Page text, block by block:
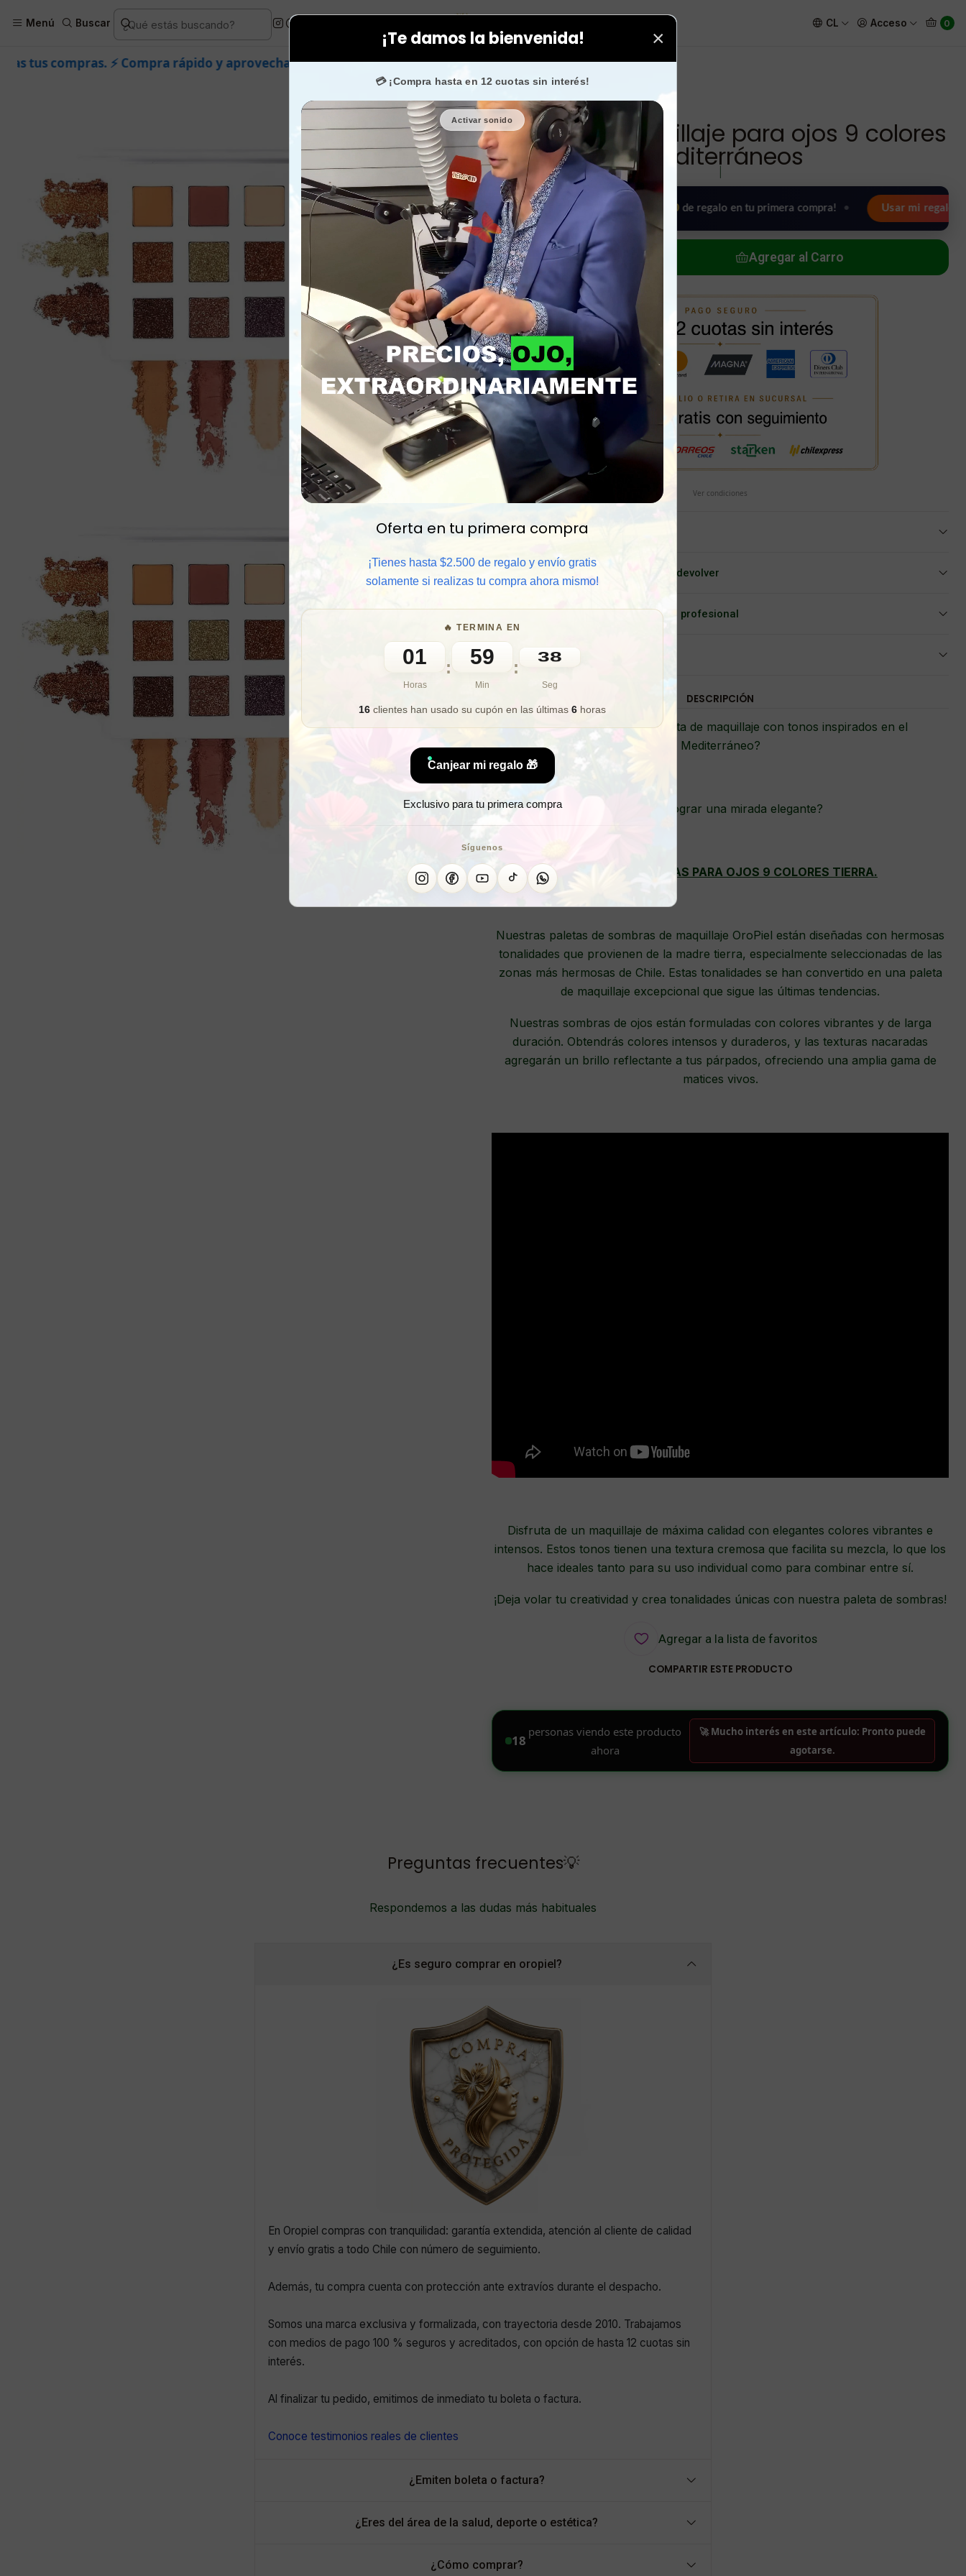
¡Te damos la bienvenida! ×
💳 ¡Compra hasta en 12 cuotas sin interés!
Activar sonido
Oferta en tu primera compra
¡Tienes hasta $2.500 de regalo y envío gratis
solamente si realizas tu compra ahora mismo!
🔥 TERMINA EN
01
Horas
: 59
Min
:
36
Seg
16 clientes han usado su cupón en las últimas 6 horas
Canjear mi regalo 🎁
Exclusivo para tu primera compra
Síguenos
Menú Buscar CL Acceso 0
Inicio Más categorías Maquillaje Paleta de maquillaje para ojos 9 colores mediterráneos
rápido y aprovecha. 💙 +50.000 fans enInstagramconfían en nosotros.
Paleta de maquillaje para ojos 9 colores
mediterráneos
🎉 Bienvenid@ 🔥 ¡Hasta de regalo en tu primera compra! • Usar mi regalo ahora 🖤
Cantidad
Agregar al Carro
Ver condiciones
📦 Comprar al por mayor
⏰ Garantía 8 meses para cambiar o devolver
🧑‍💼 Atención al cliente y/o Asesoría profesional
🎁 Lo quiero para regalo
DESCRIPCIÓN
¿Estás buscando una paleta de maquillaje con tonos inspirados en el
Mediterráneo?
¿Quieres lograr una mirada elegante?
PALETA DE SOMBRAS PARA OJOS 9 COLORES TIERRA.
Nuestras paletas de sombras de maquillaje OroPiel están diseñadas con hermosas
tonalidades que provienen de la madre tierra, especialmente seleccionadas de las
zonas más hermosas de Chile. Estas tonalidades se han convertido en una paleta
de maquillaje excepcional que sigue las últimas tendencias.
Nuestras sombras de ojos están formuladas con colores vibrantes y de larga
duración. Obtendrás colores intensos y duraderos, y las texturas nacaradas
agregarán un brillo reflectante a tus párpados, ofreciendo una amplia gama de
matices vivos.
Disfruta de un maquillaje de máxima calidad con elegantes colores vibrantes e
intensos. Estos tonos tienen una textura cremosa que facilita su mezcla, lo que los
hace ideales tanto para su uso individual como para combinar entre sí.
¡Deja volar tu creatividad y crea tonalidades únicas con nuestra paleta de sombras!
Agregar a la lista de favoritos
COMPARTIR ESTE PRODUCTO
Preguntas frecuentes💡
Respondemos a las dudas más habituales
¿Es seguro comprar en oropiel?
En Oropiel compras con tranquilidad: garantía extendida, atención al cliente de calidad
y envío gratis a todo Chile con número de seguimiento.
Además, tu compra cuenta con protección ante extravíos durante el despacho.
Somos una marca exclusiva y formalizada, con trayectoria desde 2010. Trabajamos
con medios de pago 100 % seguros y acreditados, con opción de hasta 12 cuotas sin
interés.
Al finalizar tu pedido, emitimos de inmediato tu boleta o factura.
Conoce testimonios reales de clientes
¿Emiten boleta o factura?
¿Eres del área de la salud, deporte o estética?
¿Cómo comprar?